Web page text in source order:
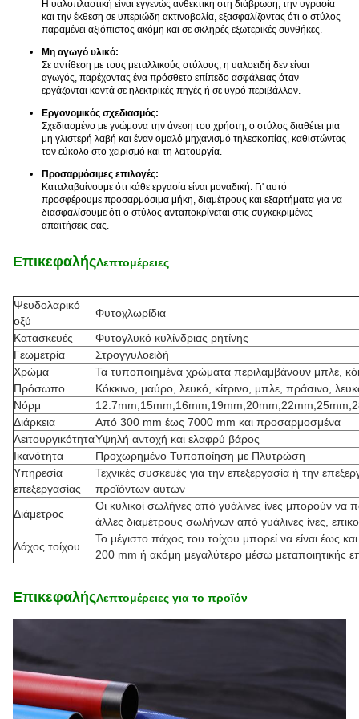
Η υαλοπλαστική είναι εγγενώς ανθεκτική στη διάβρωση, την υγρασία
και την έκθεση σε υπεριώδη ακτινοβολία, εξασφαλίζοντας ότι ο στύλος
παραμένει αξιόπιστος ακόμη και σε σκληρές εξωτερικές συνθήκες.
Μη αγωγό υλικό:
Σε αντίθεση με τους μεταλλικούς στύλους, η υαλοειδή δεν είναι
αγωγός, παρέχοντας ένα πρόσθετο επίπεδο ασφάλειας όταν
εργάζονται κοντά σε ηλεκτρικές πηγές ή σε υγρό περιβάλλον.
Εργονομικός σχεδιασμός:
Σχεδιασμένο με γνώμονα την άνεση του χρήστη, ο στύλος διαθέτει μια
μη γλιστερή λαβή και έναν ομαλό μηχανισμό τηλεσκοπίας, καθιστώντας
τον εύκολο στο χειρισμό και τη λειτουργία.
Προσαρμόσιμες επιλογές:
Καταλαβαίνουμε ότι κάθε εργασία είναι μοναδική. Γι' αυτό
προσφέρουμε προσαρμόσιμα μήκη, διαμέτρους και εξαρτήματα για να
διασφαλίσουμε ότι ο στύλος ανταποκρίνεται στις συγκεκριμένες
απαιτήσεις σας.
ΕπικεφαλήςΛεπτομέρειες
Ψευδολαρικό
οξύ
Φυτοχλωρίδια
Κατασκευές
Φυτογλυκό κυλίνδριας ρητίνης
Γεωμετρία
Στρογγυλοειδή
Χρώμα
Τα τυποποιημένα χρώματα περιλαμβάνουν μπλε,
Πρόσωπο
Κόκκινο, μαύρο, λευκό, κίτρινο, μπλε, πράσινο,
Νόρμ
Διάρκεια
Από 300 mm έως 7000 mm και προσαρμοσμένα
ΛειτουργικότηταΥψηλή αντοχή και ελαφρύ βάρος
Ικανότητα
Προχωρημένο Τυποποίηση με Πλυτρώση
Υπηρεσία
επεξεργασίας
Τεχνικές συσκευές για την επεξεργασία ή την
προϊόντων αυτών
Διάμετρος
Οι κυλικοί σωλήνες από γυάλινες ίνες μπορούν
άλλες διαμέτρους σωλήνων από γυάλινες ίνες,
Δάχος τοίχου
Το μέγιστο πάχος του τοίχου μπορεί να είναι έως
200 mm ή ακόμη μεγαλύτερο μέσω μεταποιητικής
ΕπικεφαλήςΛεπτομέρειες για το προϊόν